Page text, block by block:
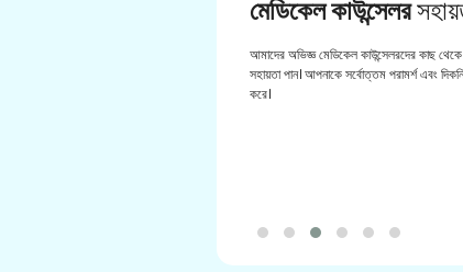
মেডিকেল কাউন্সেলর
আমাদের অভিজ্ঞ মেডিকেল কাউন্সেলরদের কাছ থেকে
সহায়তা পান। আপনাকে সর্বোত্তম পরামর্শ এবং
করে।